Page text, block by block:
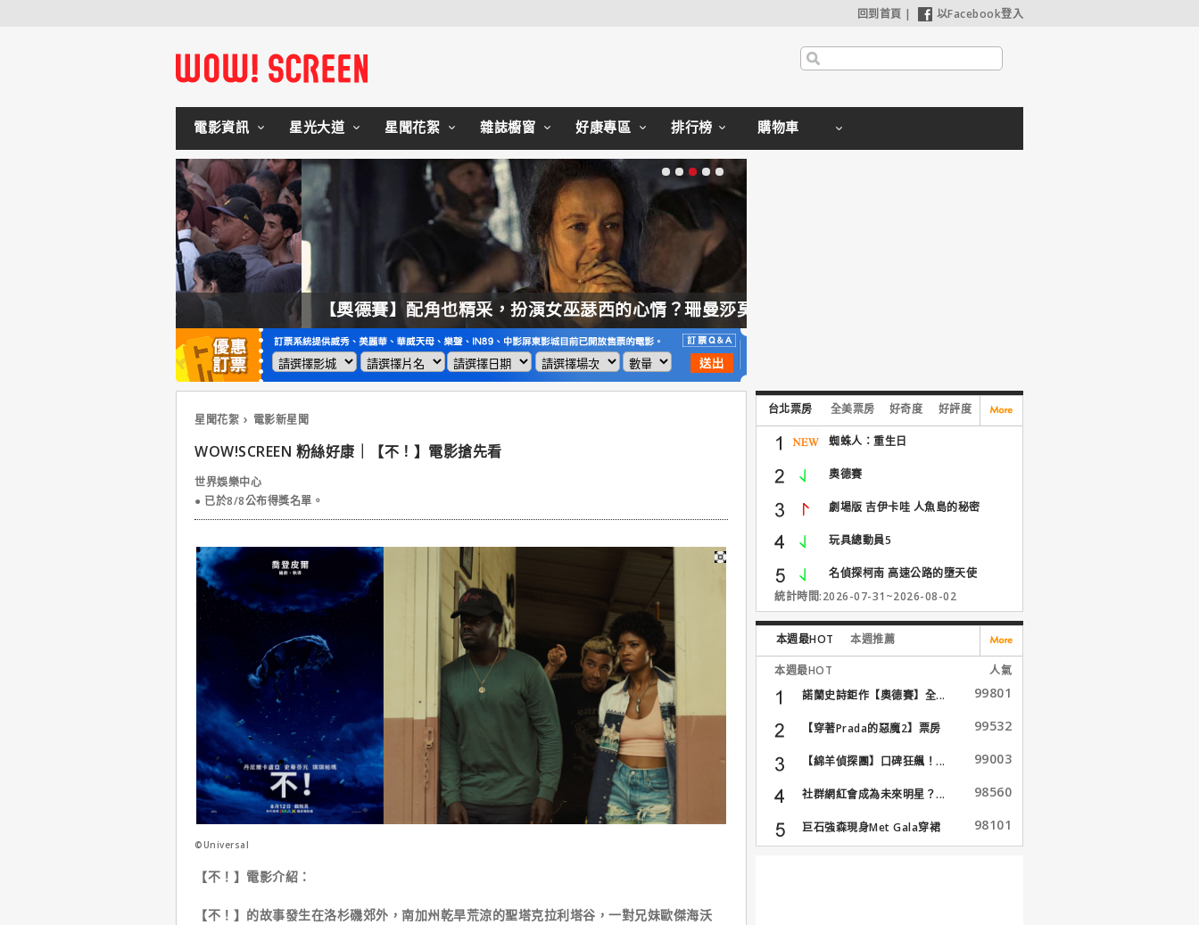
回到首頁 | 以Facebook登入
電影資訊 星光大道 星聞花絮 雜誌櫥窗 好康專區 排行榜 購物車
【奧德賽】配角也精采，扮演女巫瑟西的心情？珊曼莎莫頓：「感覺就像重生」
星聞花絮 電影新星聞
WOW!SCREEN 粉絲好康｜【不！】電影搶先看
世界娛樂中心
● 已於8/8公布得獎名單。
©Universal
【不！】電影介紹：⁣ ​ ​ ​ ​
【不！】的故事發生在洛杉磯郊外，南加州乾旱荒涼的聖塔克拉利塔谷，一對兄妹歐傑海沃
台北票房 全美票房 好奇度 好評度
蜘蛛人：重生日
奧德賽
劇場版 吉伊卡哇 人魚島的秘密
玩具總動員5
名偵探柯南 高速公路的墮天使
統計時間:2026-07-31~2026-08-02
本週最HOT 本週推薦
本週最HOT
人氣
諾蘭史詩鉅作【奧德賽】全...
99801
【穿著Prada的惡魔2】票房
99532
【綿羊偵探團】口碑狂飆！... 99003
社群網紅會成為未來明星？... 98560
巨石強森現身Met Gala穿裙
子...
98101